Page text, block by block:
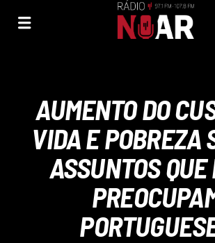
AUMENTO DO
VIDA E POBREZA
ASSUNTOS